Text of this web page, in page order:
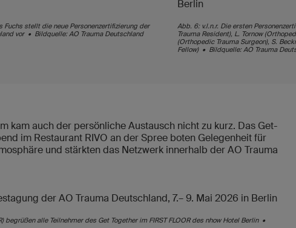
Fuchs stellt die neue Personenzertifizierung der
vor • Bildquelle: AO Trauma Deutschland
Abb. 6: v.l.n.r. Die ersten
Trauma Resident), L. Tornow
(Orthopedic Trauma Surgeon), S.
Fellow) • Bildquelle: AO Trauma
kam auch der persönliche Austausch nicht zu kurz. Das Get-
im Restaurant RIVO an der Spree boten Gelegenheit für
und stärkten das Netzwerk innerhalb der AO Trauma
begrüßen alle Teilnehmer des Get Together im FIRST FLOOR des nhow Hotel Berlin •